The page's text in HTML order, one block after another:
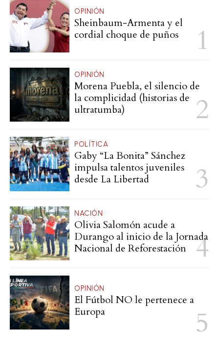
OPINIÓN
Sheinbaum-Armenta y el
cordial choque de puños
OPINIÓN
Morena Puebla, el silencio de
la complicidad (historias de
ultratumba)
POLÍTICA
Gaby “La Bonita” Sánchez
impulsa talentos juveniles
desde La Libertad
NACIÓN
Olivia Salomón acude a
Durango al inicio de la Jornada
Nacional de Reforestación
OPINIÓN
El Fútbol NO le pertenece a
Europa